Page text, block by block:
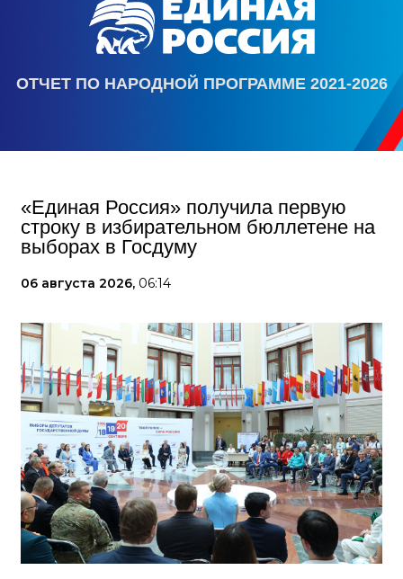
ОТЧЕТ ПО НАРОДНОЙ ПРОГРАММЕ 2021-2026
«Единая Россия» получила первую
строку в избирательном бюллетене на
выборах в Госдуму
06 августа 2026, 06:14